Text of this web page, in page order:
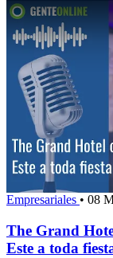
Empresariales • 08
The Grand
Este a toda